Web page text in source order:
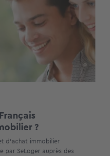
?
d’achat immobilier
par SeLoger auprès des